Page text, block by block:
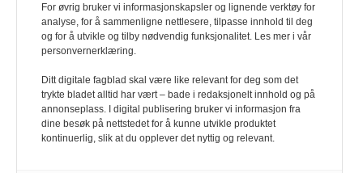
Greenpeace Norge.
Redaksjonen
For øvrig bruker vi informasjonskapsler og lignende verktøy for
analyse, for å sammenligne nettlesere, tilpasse innhold til deg
og for å utvikle og tilby nødvendig funksjonalitet. Les mer i vår
personvernerklæring.
Ditt digitale fagblad skal være like relevant for deg som det
trykte bladet alltid har vært – bade i redaksjonelt innhold og på
annonseplass. I digital publisering bruker vi informasjon fra
dine besøk på nettstedet for å kunne utvikle produktet
kontinuerlig, slik at du opplever det nyttig og relevant.